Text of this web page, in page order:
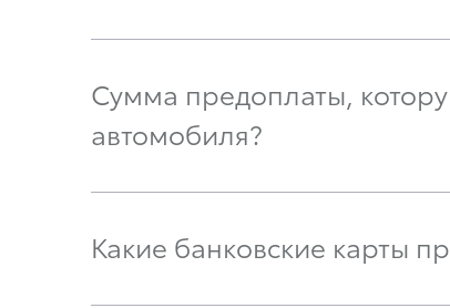
Сумма предоплаты,
автомобиля?
Какие банковские карты